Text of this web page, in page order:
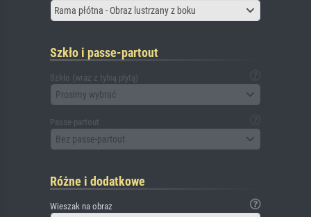
Rama płótna - Obraz lustrzany z boku
Szkło i passe-partout
Szkło (wraz z tylną płytą)
Prosimy wybrać
Passe-partout
Bez passe-partout
Różne i dodatkowe
Wieszak na obraz